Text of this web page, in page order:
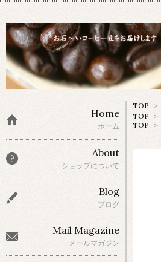
TOP >
TOP
>
TOP
>
Home
ホーム
About
ショップについて
Blog
ブログ
Mail Magazine
メールマガジン